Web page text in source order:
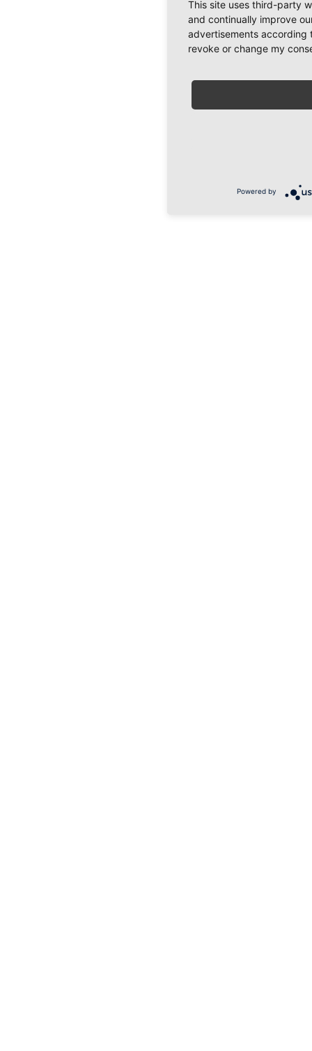
This site uses third-party
and continually improve
advertisements according
revoke or change my
Powered by